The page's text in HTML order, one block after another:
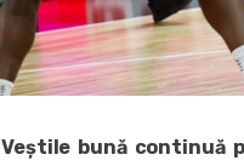
Veștile bună continuă